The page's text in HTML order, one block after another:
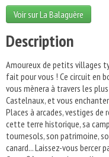
Voir sur La Balaguère
Description
Amoureux de petits villages
fait pour vous ! Ce circuit en
vous mènera à travers les
Castelnaux, et vous
Places à arcades, vestiges de
cette terre historique, sa
tournesols, son patrimoine,
canard... Laissez-vous bercer